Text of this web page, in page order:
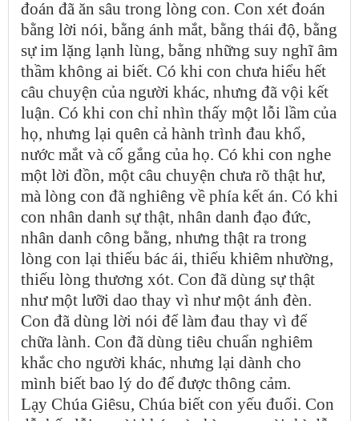
đoán đã ăn sâu trong lòng con. Con xét đoán
bằng lời nói, bằng ánh mắt, bằng thái độ, bằng
sự im lặng lạnh lùng, bằng những suy nghĩ âm
thầm không ai biết. Có khi con chưa hiểu hết
câu chuyện của người khác, nhưng đã vội kết
luận. Có khi con chỉ nhìn thấy một lỗi lầm của
họ, nhưng lại quên cả hành trình đau khổ,
nước mắt và cố gắng của họ. Có khi con nghe
một lời đồn, một câu chuyện chưa rõ thật hư,
mà lòng con đã nghiêng về phía kết án. Có khi
con nhân danh sự thật, nhân danh đạo đức,
nhân danh công bằng, nhưng thật ra trong
lòng con lại thiếu bác ái, thiếu khiêm nhường,
thiếu lòng thương xót. Con đã dùng sự thật
như một lưỡi dao thay vì như một ánh đèn.
Con đã dùng lời nói để làm đau thay vì để
chữa lành. Con đã dùng tiêu chuẩn nghiêm
khắc cho người khác, nhưng lại dành cho
mình biết bao lý do để được thông cảm.
Lạy Chúa Giêsu, Chúa biết con yếu đuối. Con